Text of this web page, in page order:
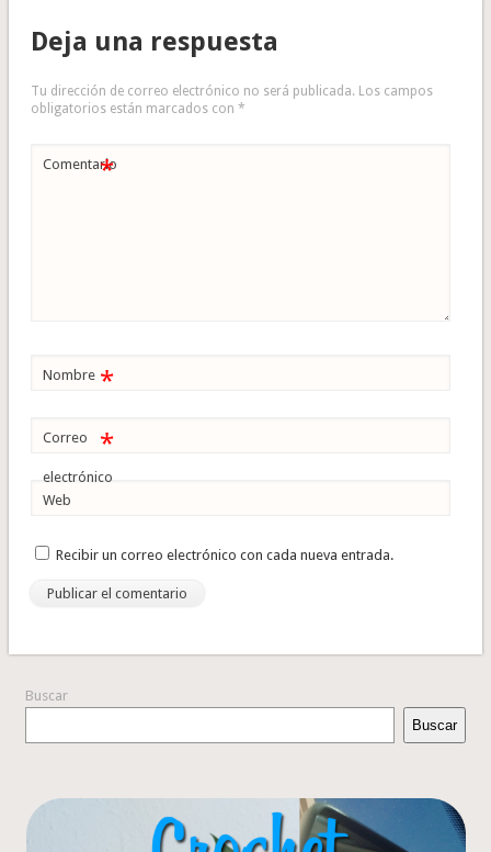
Deja una respuesta
Tu dirección de correo electrónico no será publicada. Los campos
obligatorios están marcados con *
Comentario
*
Nombre *
Correo
electrónico
*
Web
Recibir un correo electrónico con cada nueva entrada.
Buscar
Buscar